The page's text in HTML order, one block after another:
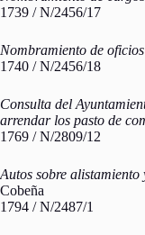
1739 / N/2456/17
Nombramiento de
1740 / N/2456/18
Consulta del
arrendar los pasto de
1769 / N/2809/12
Autos sobre alistamiento
Cobeña
1794 / N/2487/1